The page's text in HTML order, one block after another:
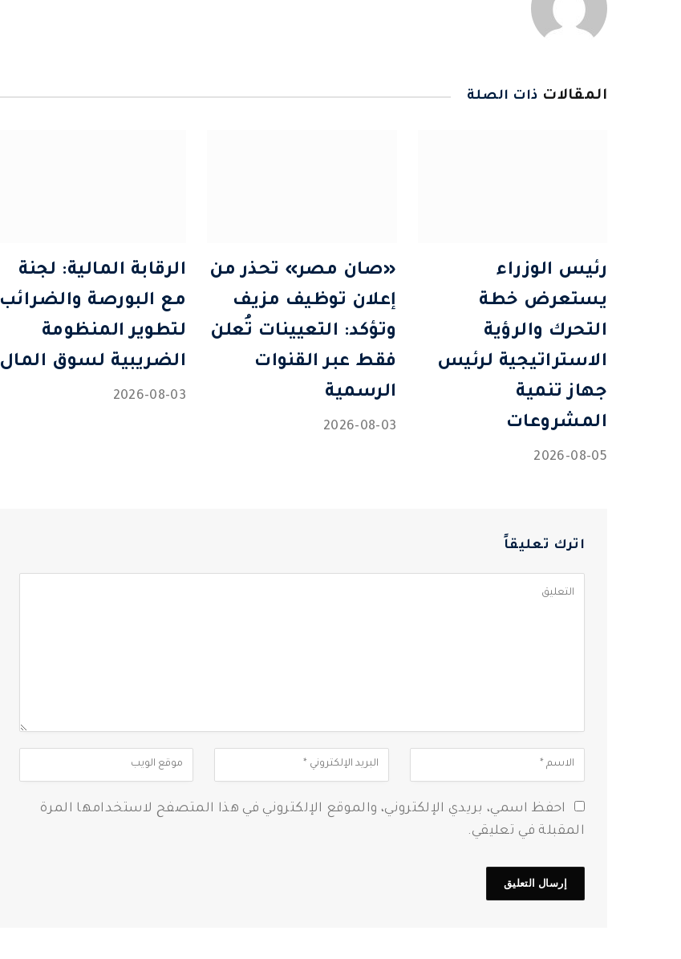
المقالات ذات الصلة
رئيس الوزراء
يستعرض خطة
التحرك والرؤية
الاستراتيجية لرئيس
جهاز تنمية
المشروعات
2026-08-05
«صان مصر» تحذر من
إعلان توظيف مزيف
وتؤكد: التعيينات تُعلن
فقط عبر القنوات
الرسمية
2026-08-03
الرقابة المالية: لجنة
مع البورصة والضرائب
لتطوير المنظومة
الضريبية لسوق المال
2026-08-03
اترك تعليقاً
احفظ اسمي، بريدي الإلكتروني، والموقع الإلكتروني في هذا المتصفح لاستخدامها المرة
المقبلة في تعليقي.